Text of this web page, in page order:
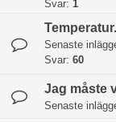
Svar: 1
Senaste
Svar: 60
Jag måste
Senaste